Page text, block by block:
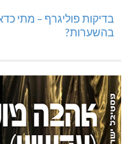
בדיקות פוליגרף – מתי
בהשערות?